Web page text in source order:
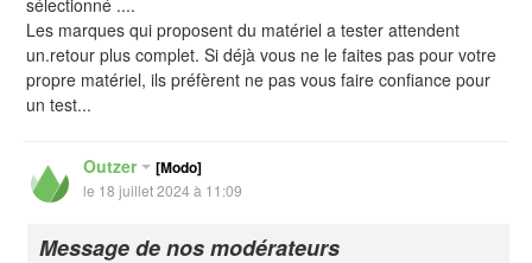
Les marques qui proposent du matériel a tester attendent
un.retour plus complet. Si déjà vous ne le faites pas pour votre
propre matériel, ils préfèrent ne pas vous faire confiance pour
un test...
Outzer [Modo]
le 18 juillet 2024 à 11:09
Message de nos modérateurs